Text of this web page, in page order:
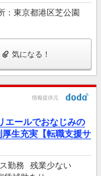
：東京都港区芝公園
気になる！
情報提供元
エールでおなじみの
生充実【転職支援サ
勤務
残業少ない